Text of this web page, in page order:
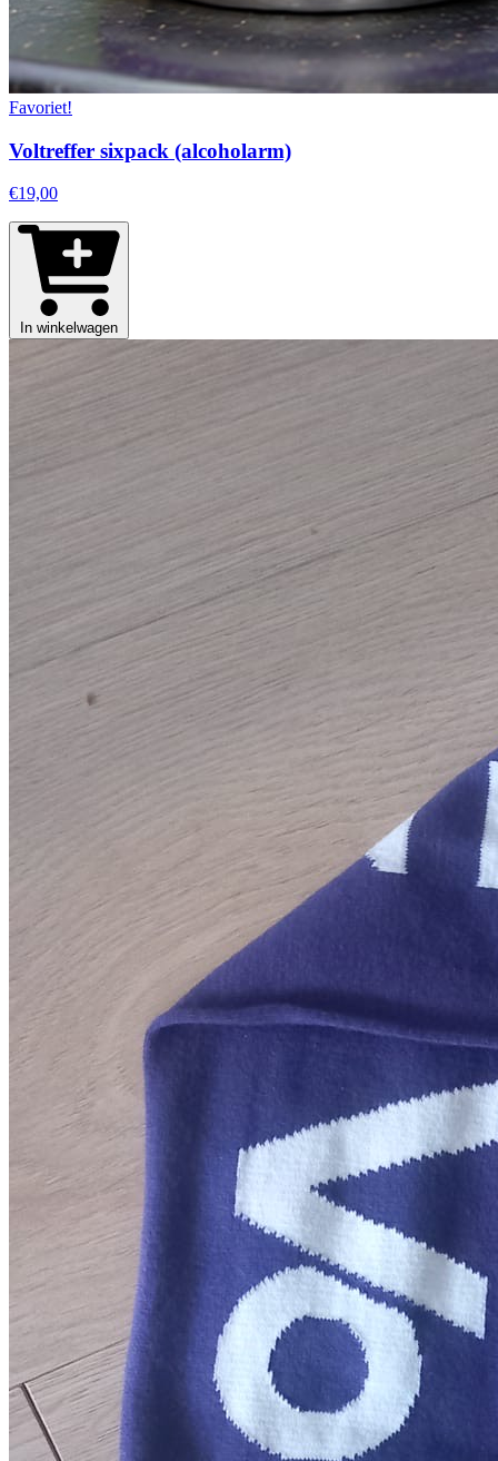
Favoriet!
Voltreffer sixpack (alcoholarm)
€19,00
In winkelwagen